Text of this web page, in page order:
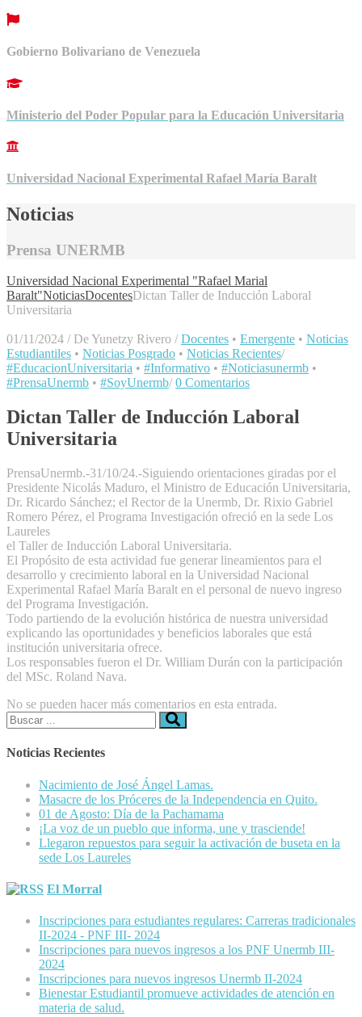
Gobierno Bolivariano de Venezuela
Ministerio del Poder Popular para la Educación Universitaria
Universidad Nacional Experimental Rafael María Baralt
Noticias
Prensa UNERMB
Universidad Nacional Experimental "Rafael Marial
Baralt"NoticiasDocentesDictan Taller de Inducción Laboral
Universitaria
01/11/2024 / De Yunetzy Rivero / Docentes • Emergente • Noticias
Estudiantiles • Noticias Posgrado • Noticias Recientes/
#EducacionUniversitaria • #Informativo • #Noticiasunermb •
#PrensaUnermb • #SoyUnermb/ 0 Comentarios
Dictan Taller de Inducción Laboral
Universitaria
PrensaUnermb.-31/10/24.-Siguiendo orientaciones giradas por el
Presidente Nicolás Maduro, el Ministro de Educación Universitaria,
Dr. Ricardo Sánchez; el Rector de la Unermb, Dr. Rixio Gabriel
Romero Pérez, el Programa Investigación ofreció en la sede Los
Laureles
el Taller de Inducción Laboral Universitaria.
El Propósito de esta actividad fue generar lineamientos para el
desarrollo y crecimiento laboral en la Universidad Nacional
Experimental Rafael María Baralt en el personal de nuevo ingreso
del Programa Investigación.
Todo partiendo de la evolución histórica de nuestra universidad
explicando las oportunidades y beneficios laborales que está
institución universitaria ofrece.
Los responsables fueron el Dr. William Durán con la participación
del MSc. Roland Nava.
No se pueden hacer más comentarios en esta entrada.
Buscar:
Noticias Recientes
Nacimiento de José Ángel Lamas.
Masacre de los Próceres de la Independencia en Quito.
01 de Agosto: Día de la Pachamama
¡La voz de un pueblo que informa, une y trasciende!
Llegaron repuestos para seguir la activación de buseta en la
sede Los Laureles
El Morral
Inscripciones para estudiantes regulares: Carreras tradicionales
II-2024 - PNF III- 2024
Inscripciones para nuevos ingresos a los PNF Unermb III-
2024
Inscripciones para nuevos ingresos Unermb II-2024
Bienestar Estudiantil promueve actividades de atención en
materia de salud.